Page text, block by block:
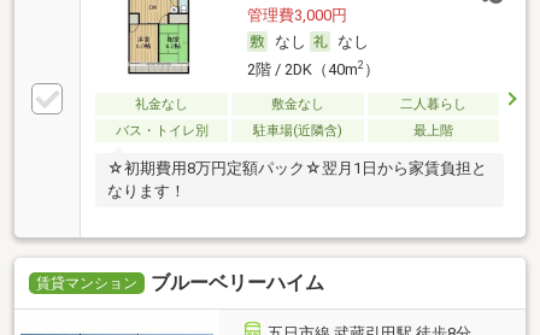
管理費3,000円
なし
なし
2階 / 2DK（40m2）
礼金なし 敷金なし
二人暮らし
バス・トイレ別
駐車場(近隣含) 最上階
☆初期費用8万円定額パック☆翌月1日から家賃負担と
なります！
賃貸マンション ブルーベリーハイム